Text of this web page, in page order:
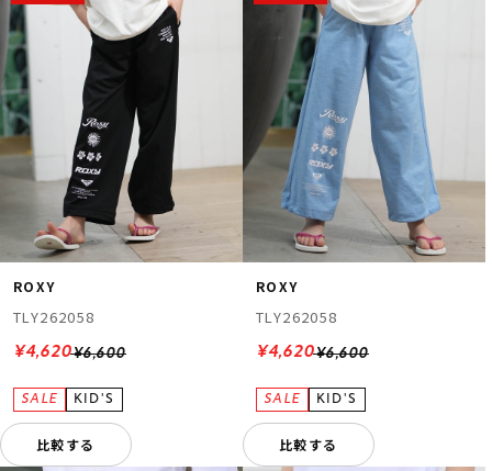
ROXY
TLY262058
¥6,600
¥4,620
比較する
ROXY
TLY262058
¥6,600
¥4,620
比較する